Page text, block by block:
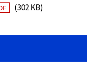
(302 KB)